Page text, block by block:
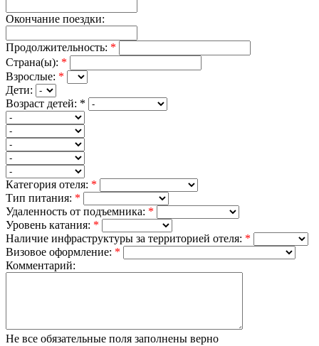
Окончание поездки:
Продолжительность: *
Страна(ы): *
Взрослые: *
Дети:
Возраст детей: *
Категория отеля: *
Тип питания: *
Удаленность от подъемника: *
Уровень катания: *
Наличие инфраструктуры за территорией отеля: *
Визовое оформление: *
Комментарий:
Не все обязательные поля заполнены верно